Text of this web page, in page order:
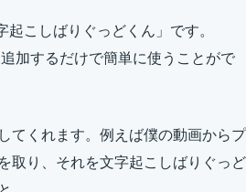
こしばりぐっどくん」です。
加するだけで簡単に使うことがで
てくれます。例えば僕の動画からプ
取り、それを文字起こしばりぐっど